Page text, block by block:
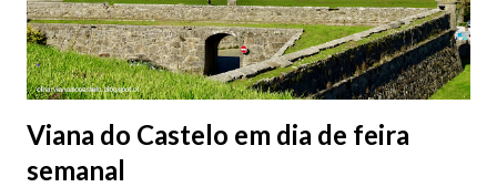
Viana do Castelo em dia de feira
semanal